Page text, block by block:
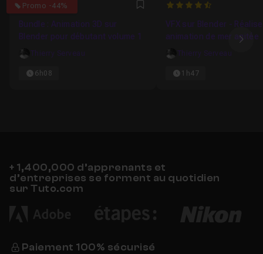
Promo -44%
4.8461538461538 Favori
Bundle : Animation 3D sur
Blender pour débutant volume 1
Thierry Serveau
6h08
4.8
VFX sur Blender -
animation de mer agitée
Thierry Serveau
1h47
+ 1,400,000 d’apprenants et
d’entreprises se forment au quotidien
sur Tuto.com
Paiement 100% sécurisé